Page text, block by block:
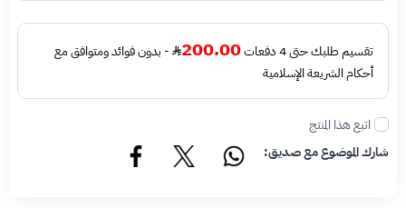
تقسيم طلبك حتى 4 دفعات 200.00
- بدون فوائد ومتوافق مع
أحكام الشريعة الإسلامية
اتبع هذا المنتج
شارك الموضوع مع صديق: